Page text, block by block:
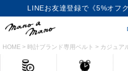
会員なら《ポイン
HOME 時計ブランド専用ベルト カジュア